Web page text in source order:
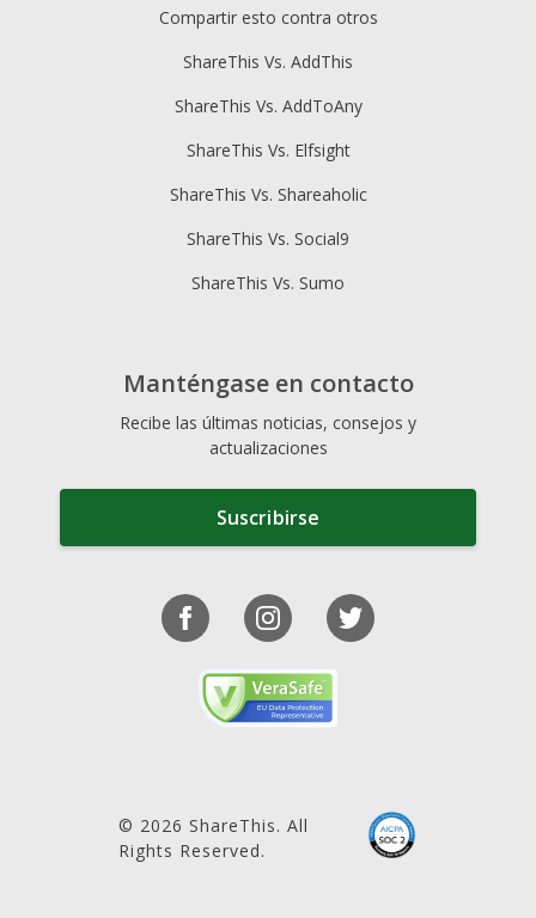
Compartir esto contra otros
ShareThis Vs. AddThis
ShareThis Vs. AddToAny
ShareThis Vs. Elfsight
ShareThis Vs. Shareaholic
ShareThis Vs. Social9
ShareThis Vs. Sumo
Manténgase en contacto
Recibe las últimas noticias, consejos y
actualizaciones
Suscribirse
© 2026 ShareThis. All
Rights Reserved.